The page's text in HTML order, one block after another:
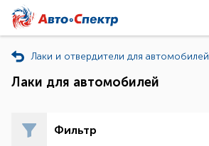
Лаки и отвердители для автомобилей
Лаки для автомобилей
Фильтр